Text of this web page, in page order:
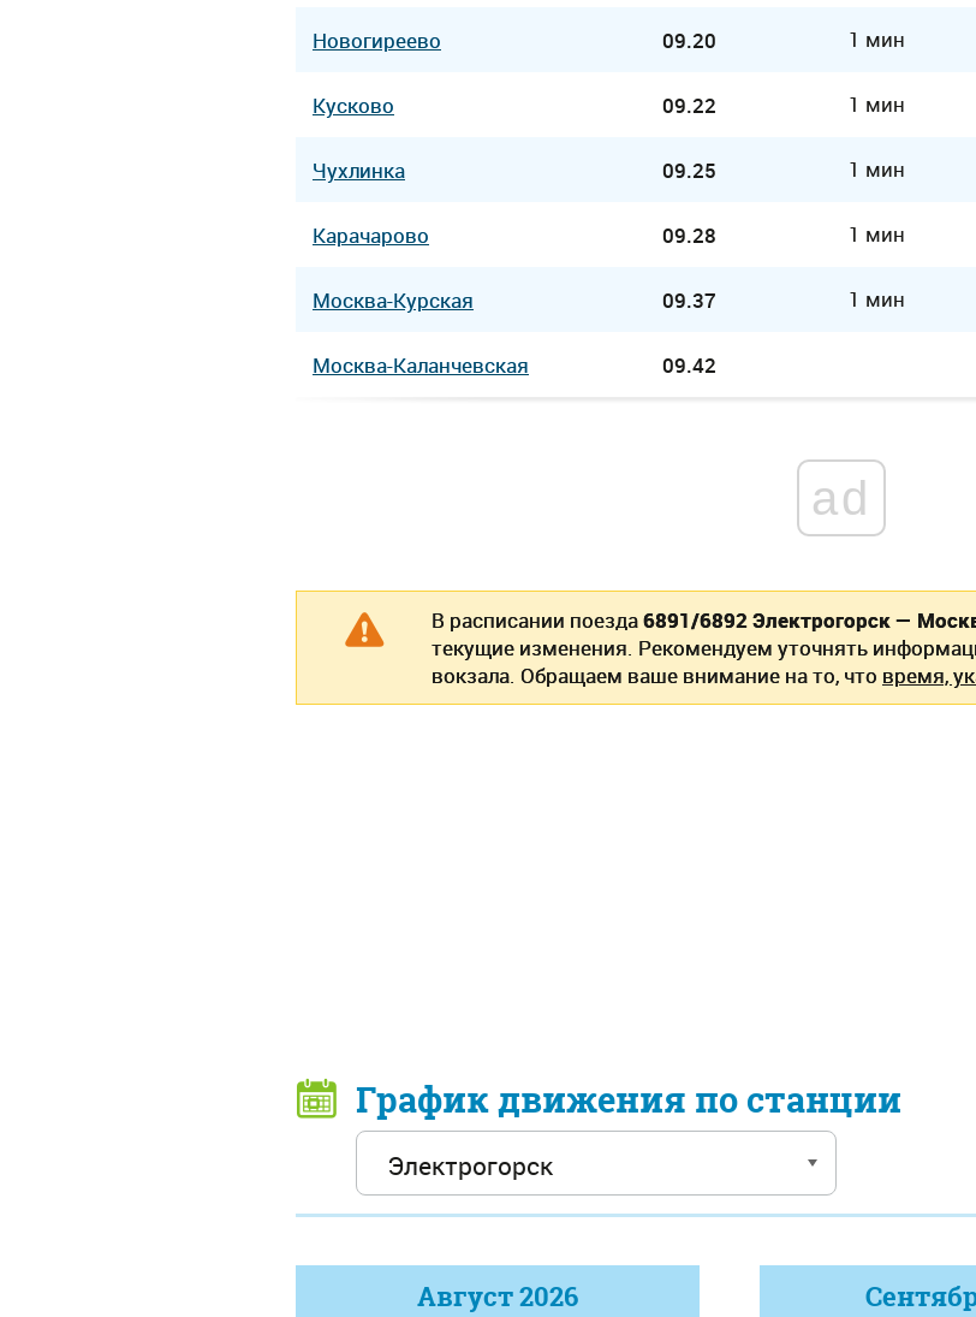
Новогиреево 09.20 1 мин
Кусково 09.22 1 мин
Чухлинка 09.25 1 мин
Карачарово 09.28 1 мин
Москва-Курская 09.37 1 мин
Москва-Каланчевская 09.42
ad
В расписании поезда6891/6892 Электрогорск —
текущие изменения. Рекомендуем уточнять
вокзала. Обращаем ваше внимание на то, что время,
График движения по станции
Август2026